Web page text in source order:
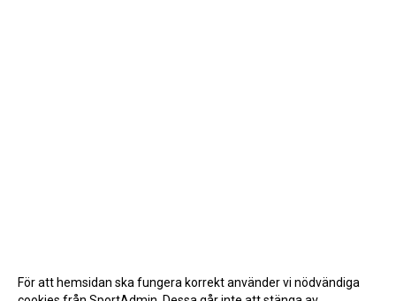
För att hemsidan ska fungera korrekt använder vi nödvändiga